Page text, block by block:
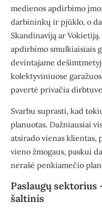
medienos apdirbimo
darbininkų ir pjūklo, o
Skandinaviją ar
apdirbimo smulkiaisiais
devintajame
kolektyviniuose
pavertė privačia
Svarbu suprasti, kad
planuotas. Dažniausiai
atsirado vienas klientas,
vieno žmogaus, paskui
nerašė penkiamečio
Paslaugų sektorius
šaltinis